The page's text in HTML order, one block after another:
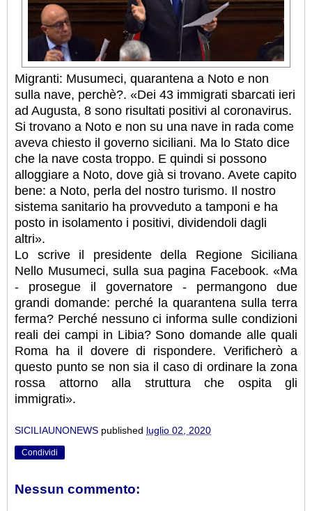
Migranti: Musumeci, quarantena a Noto e non
sulla nave, perchè?. «Dei 43 immigrati sbarcati ieri
ad Augusta, 8 sono risultati positivi al coronavirus.
Si trovano a Noto e non su una nave in rada come
aveva chiesto il governo siciliani. Ma lo Stato dice
che la nave costa troppo. E quindi si possono
alloggiare a Noto, dove già si trovano. Avete capito
bene: a Noto, perla del nostro turismo. Il nostro
sistema sanitario ha provveduto a tamponi e ha
posto in isolamento i positivi, dividendoli dagli
altri».
Lo scrive il presidente della Regione Siciliana
Nello Musumeci, sulla sua pagina Facebook. «Ma
- prosegue il governatore - permangono due
grandi domande: perché la quarantena sulla terra
ferma? Perché nessuno ci informa sulle condizioni
reali dei campi in Libia? Sono domande alle quali
Roma ha il dovere di rispondere. Verificherò a
questo punto se non sia il caso di ordinare la zona
rossa attorno alla struttura che ospita gli
immigrati».
SICILIAUNONEWS published luglio 02, 2020
Condividi
Nessun commento: